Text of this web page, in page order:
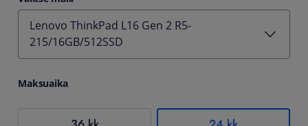
Lenovo ThinkPad L16 Gen 2 R5-
215/16GB/512SSD
Maksuaika